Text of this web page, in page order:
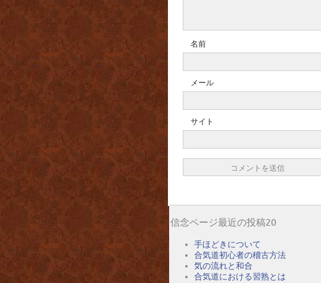
名前
メール
サイト
信念ページ最近の投稿20
手ほどきについて
合気道初心者の稽古方法
気の流れと和合
合気道における習熟とは